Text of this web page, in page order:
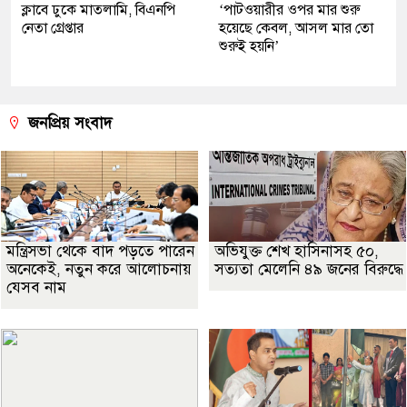
ক্লাবে ঢুকে মাতলামি, বিএনপি
নেতা গ্রেপ্তার
‘পাটওয়ারীর ওপর মার শুরু
হয়েছে কেবল, আসল মার তো
শুরুই হয়নি’
জনপ্রিয় সংবাদ
মন্ত্রিসভা থেকে বাদ পড়তে পারেন
অনেকেই, নতুন করে আলোচনায়
যেসব নাম
অভিযুক্ত শেখ হাসিনাসহ ৫০,
সত্যতা মেলেনি ৪৯ জনের বিরুদ্ধে